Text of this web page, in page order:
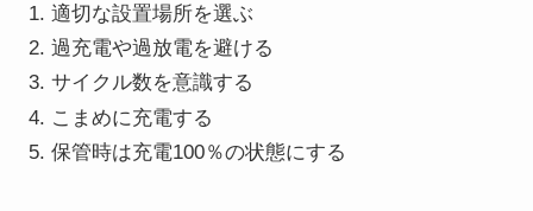
適切な設置場所を選ぶ
過充電や過放電を避ける
サイクル数を意識する
こまめに充電する
保管時は充電100％の状態にする